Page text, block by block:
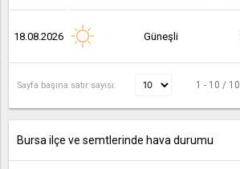
18.08.2026 Güneşli
Sayfa başına satır sayısı: 1 - 10 / 10
Bursa ilçe ve semtlerinde hava durumu